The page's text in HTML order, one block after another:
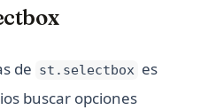
de st.selectbox es
buscar opciones